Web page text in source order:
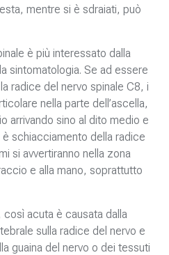
mentre si è sdraiati, può
è più interessato dalla
sintomatologia. Se ad essere
radice del nervo spinale C8, i
nella parte dell’ascella,
arrivando sino al dito medio e
è schiacciamento della radice
si avvertiranno nella zona
e alla mano, soprattutto
acuta è causata dalla
sulla radice del nervo e
guaina del nervo o dei tessuti